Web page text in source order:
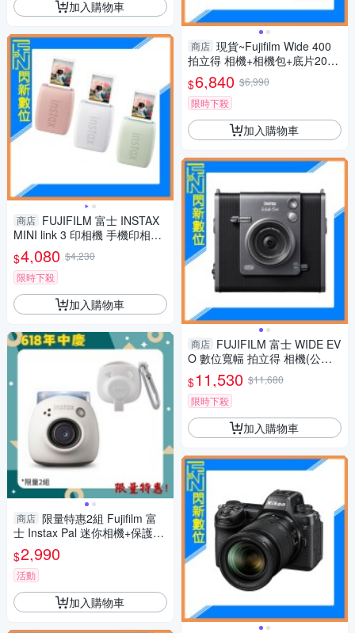
加入購物車
商店 FUJIFILM 富士 INSTAX
MINI link 3 印相機 手機印相機
拍立得(公司貨)
$4,080 $4,230
限時下殺
加入購物車
商店 限量特惠2組 Fujifilm 富
士 Instax Pal 迷你相機+保護套
白 (公司貨)
$2,990
活動
加入購物車
商店 現貨~Fujifilm Wide 400
拍立得 相機+相機包+底片20張
(Wide400,公司貨)
$6,840 $6,990
限時下殺
加入購物車
商店 FUJIFILM 富士 WIDE EV
O 數位寬幅 拍立得 相機(公司
貨)
$11,530 $11,680
限時下殺
加入購物車